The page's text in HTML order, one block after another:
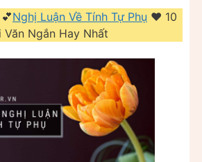
Nghị Luận Về Tính Tự Phụ ❤️️ 10
Văn Ngắn Hay Nhất